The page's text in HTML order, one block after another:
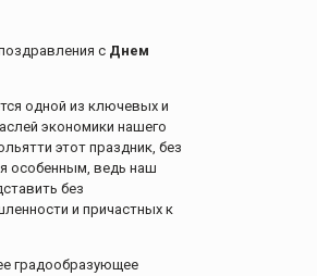
с Днем
одной из ключевых и
экономики нашего
этот праздник, без
особенным, ведь наш
без
и причастных к
градообразующее